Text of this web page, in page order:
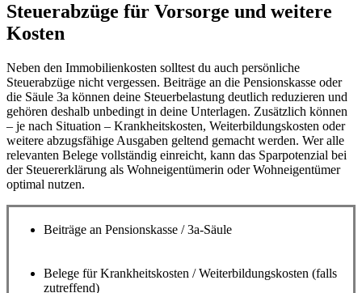
Steuerabzüge für Vorsorge und weitere
Kosten
Neben den Immobilienkosten solltest du auch persönliche
Steuerabzüge nicht vergessen. Beiträge an die Pensionskasse oder
die Säule 3a können deine Steuerbelastung deutlich reduzieren und
gehören deshalb unbedingt in deine Unterlagen. Zusätzlich können
– je nach Situation – Krankheitskosten, Weiterbildungskosten oder
weitere abzugsfähige Ausgaben geltend gemacht werden. Wer alle
relevanten Belege vollständig einreicht, kann das Sparpotenzial bei
der Steuererklärung als Wohneigentümerin oder Wohneigentümer
optimal nutzen.
Beiträge an Pensionskasse / 3a-Säule
Belege für Krankheitskosten / Weiterbildungskosten (falls
zutreffend)